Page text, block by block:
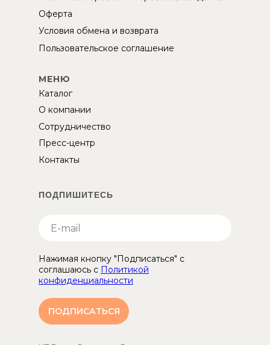
МЕНЮ
Нажимая кнопку "Подписаться" с
соглашаюсь с Политикой
конфиденциальности
ПОДПИСАТЬСЯ
ПОДПИШИТЕСЬ
Каталог
О компании
Сотрудничество
Пресс-центр
Контакты
Оферта
Условия обмена и возврата
Пользовательское соглашение